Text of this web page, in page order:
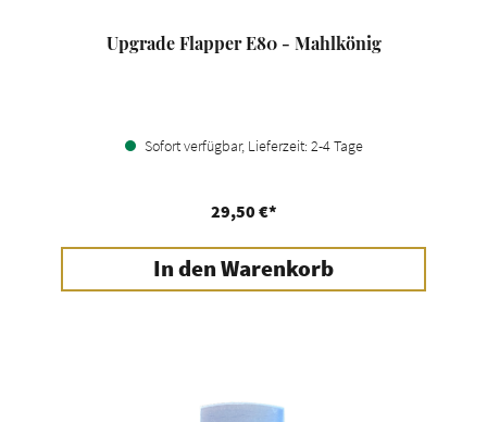
Upgrade Flapper E80 - Mahlkönig
Sofort verfügbar, Lieferzeit: 2-4 Tage
29,50 €*
In den Warenkorb